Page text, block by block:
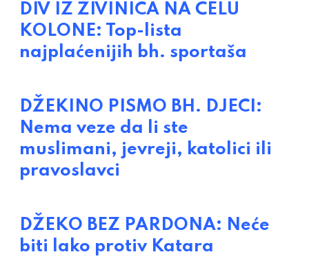
DIV IZ ŽIVINICA NA ČELU
KOLONE: Top-lista
najplaćenijih bh. sportaša
DŽEKINO PISMO BH. DJECI:
Nema veze da li ste
muslimani, jevreji, katolici ili
pravoslavci
DŽEKO BEZ PARDONA: Neće
biti lako protiv Katara